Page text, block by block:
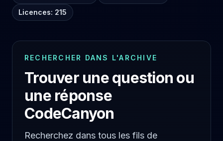
Licences: 215
RECHERCHER DANS L'ARCHIVE
Trouver une question ou
une réponse
CodeCanyon
Recherchez dans tous les fils de